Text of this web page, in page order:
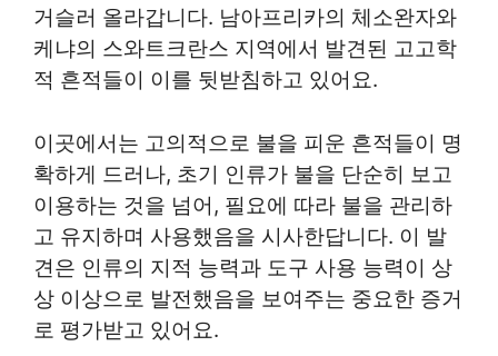
거슬러 올라갑니다. 남아프리카의 체소완자와
케냐의 스와트크란스 지역에서 발견된 고고학
적 흔적들이 이를 뒷받침하고 있어요.
이곳에서는 고의적으로 불을 피운 흔적들이 명
확하게 드러나, 초기 인류가 불을 단순히 보고
이용하는 것을 넘어, 필요에 따라 불을 관리하
고 유지하며 사용했음을 시사한답니다. 이 발
견은 인류의 지적 능력과 도구 사용 능력이 상
상 이상으로 발전했음을 보여주는 중요한 증거
로 평가받고 있어요.